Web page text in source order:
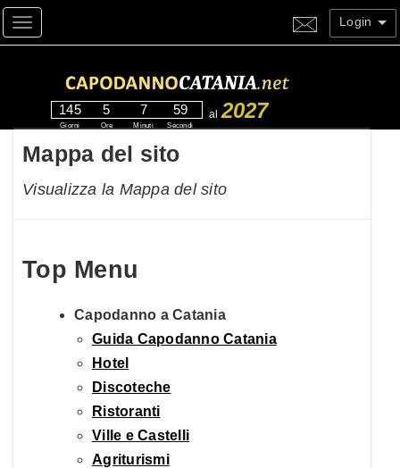
Toggle navigation Login
145
Giorni
5
Ore
7
Minuti
58
Secondi
al 2027
Mappa del sito
Visualizza la Mappa del sito
Top Menu
Capodanno a Catania
Guida Capodanno Catania
Hotel
Discoteche
Ristoranti
Ville e Castelli
Agriturismi